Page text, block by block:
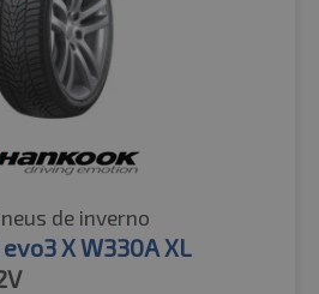
de inverno
X W330A XL